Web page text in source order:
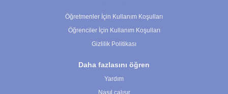
Öğretmenler İçin Kullanım Koşulları
Öğrenciler İçin Kullanım Koşulları
Gizlilik Politikası
Daha fazlasını öğren
Yardım